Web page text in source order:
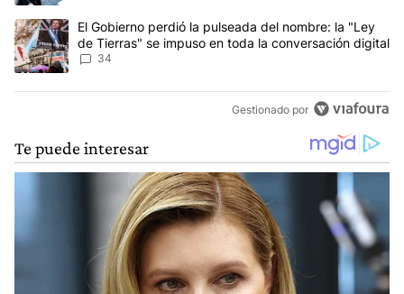
Un artículo de tendencia con el título "El Gobierno perdió la
El Gobierno perdió la pulseada del nombre: la "Ley
de Tierras" se impuso en toda la conversación digital
34
Gestionado por